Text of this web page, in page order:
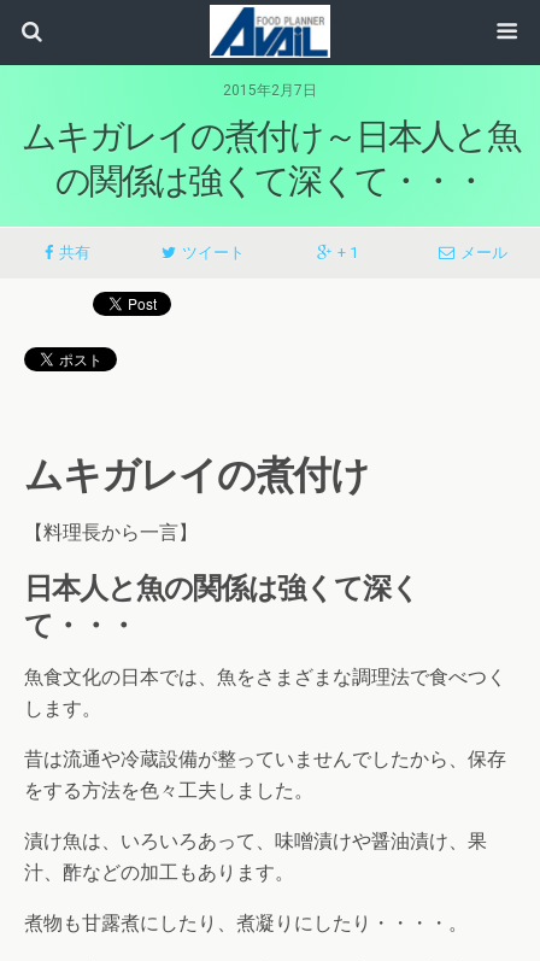
2015年2月7日
ムキガレイの煮付け～日本人と魚
の関係は強くて深くて・・・
共有 ツイート + 1 メール
ムキガレイの煮付け
【料理長から一言】
日本人と魚の関係は強くて深く
て・・・
魚食文化の日本では、魚をさまざまな調理法で食べつく
します。
昔は流通や冷蔵設備が整っていませんでしたから、保存
をする方法を色々工夫しました。
漬け魚は、いろいろあって、味噌漬けや醤油漬け、果
汁、酢などの加工もあります。
煮物も甘露煮にしたり、煮凝りにしたり・・・・。